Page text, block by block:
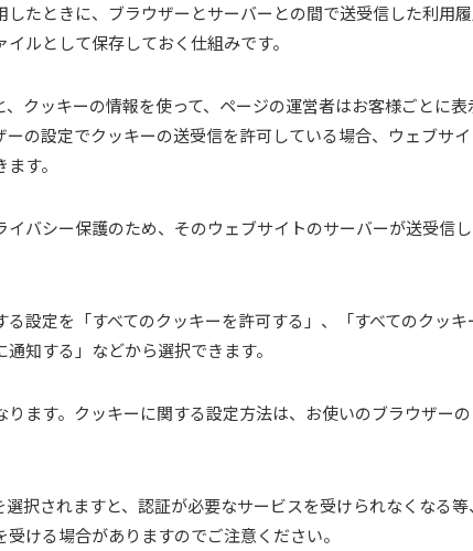
したときに、ブラウザーとサーバーとの間で送受信した利用
ルとして保存しておく仕組みです。
クッキーの情報を使って、ページの運営者はお客様ごとに表
の設定でクッキーの送受信を許可している場合、ウェブサ
す。
バシー保護のため、そのウェブサイトのサーバーが送受信
設定を「すべてのクッキーを許可する」、「すべてのクッキ
知する」などから選択できます。
ます。クッキーに関する設定方法は、お使いのブラウザー
択されますと、認証が必要なサービスを受けられなくなる
ける場合がありますのでご注意ください。